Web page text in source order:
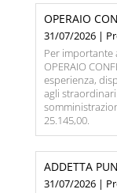
OPERAIO
31/07/2026 |
Per importante
OPERAIO
esperienza,
agli
25.145,00.
ADDETTA
31/07/2026 |